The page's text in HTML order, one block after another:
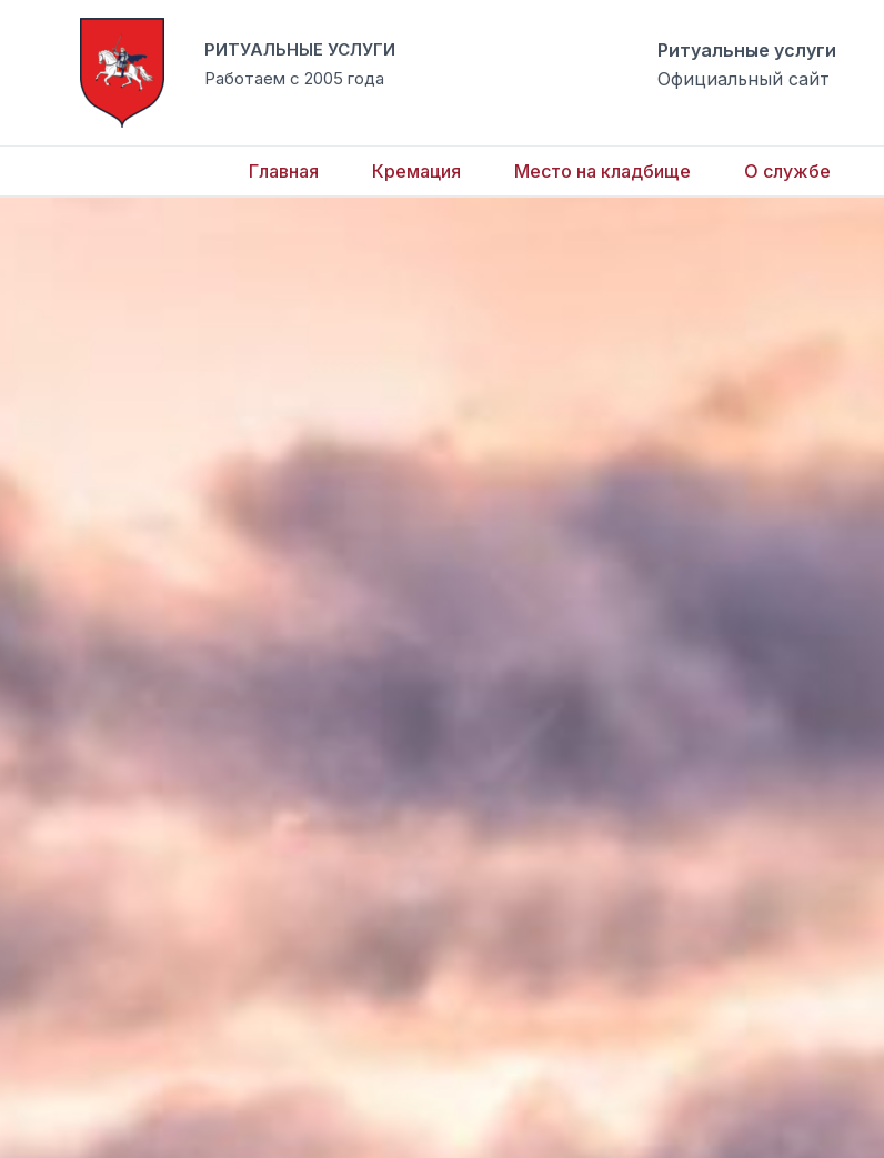
содержимому
РИТУАЛЬНЫЕ УСЛУГИ
Работаем с 2005 года
Ритуальные услуги
Официальный сайт
Главная Кремация Место на кладбище О службе